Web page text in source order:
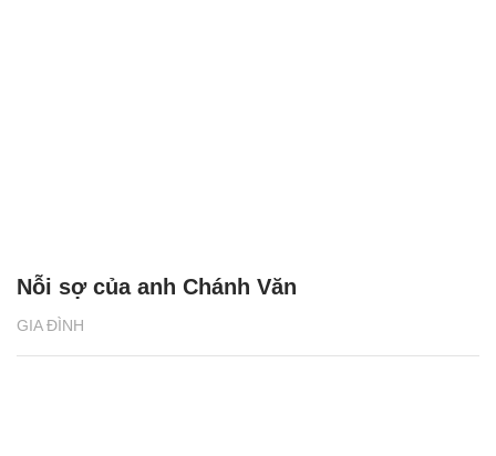
GIA ĐÌNH
Nỗi sợ của anh Chánh Văn